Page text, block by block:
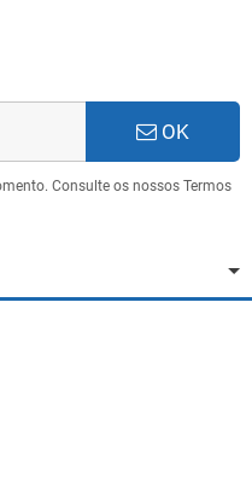
OK
Consulte os nossos Termos